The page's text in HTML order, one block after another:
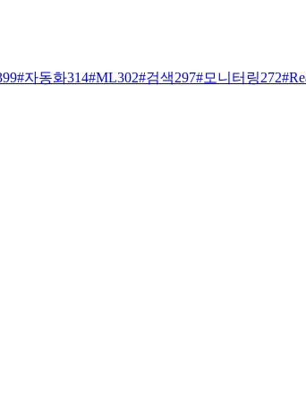
#자동화314#ML302#검색297#모니터링272#